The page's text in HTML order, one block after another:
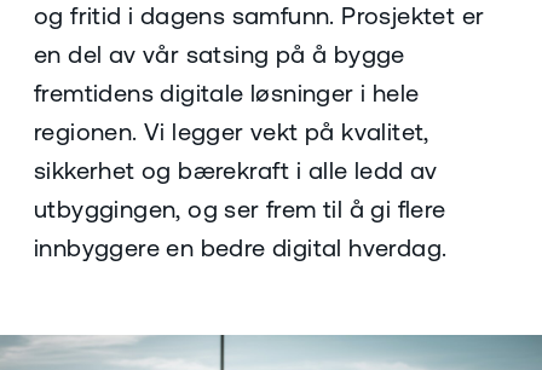
og fritid i dagens samfunn. Prosjektet er
en del av vår satsing på å bygge
fremtidens digitale løsninger i hele
regionen. Vi legger vekt på kvalitet,
sikkerhet og bærekraft i alle ledd av
utbyggingen, og ser frem til å gi flere
innbyggere en bedre digital hverdag.